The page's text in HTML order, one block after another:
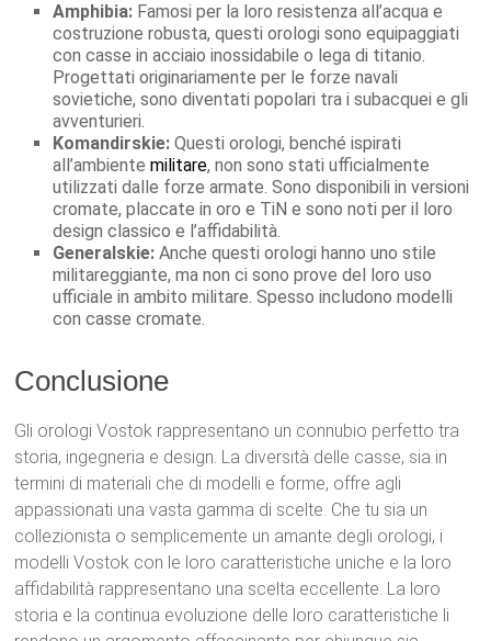
Amphibia: Famosi per la loro resistenza all’acqua e
costruzione robusta, questi orologi sono equipaggiati
con casse in acciaio inossidabile o lega di titanio.
Progettati originariamente per le forze navali
sovietiche, sono diventati popolari tra i subacquei e gli
avventurieri.
Komandirskie: Questi orologi, benché ispirati
all’ambientemilitare, non sono stati ufficialmente
utilizzati dalle forze armate. Sono disponibili in versioni
cromate, placcate in oro e TiN e sono noti per il loro
design classico e l’affidabilità.
Generalskie: Anche questi orologi hanno uno stile
militareggiante, ma non ci sono prove del loro uso
ufficiale in ambito militare. Spesso includono modelli
con casse cromate.
Conclusione
Gli orologi Vostok rappresentano un connubio perfetto tra
storia, ingegneria e design. La diversità delle casse, sia in
termini di materiali che di modelli e forme, offre agli
appassionati una vasta gamma di scelte. Che tu sia un
collezionista o semplicemente un amante degli orologi, i
modelli Vostok con le loro caratteristiche uniche e la loro
affidabilità rappresentano una scelta eccellente. La loro
storia e la continua evoluzione delle loro caratteristiche li